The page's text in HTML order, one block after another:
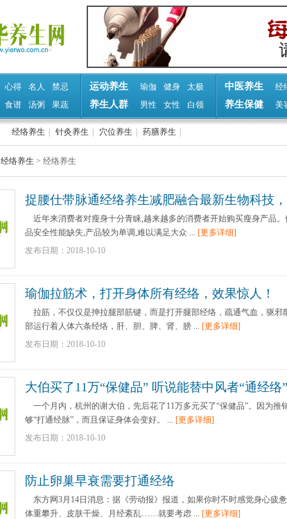
心得 名人 禁忌
食谱 汤粥 果蔬
运动养生 瑜伽 健身 太极
养生人群 男性 女性 白领
中医养生 经
养生保健 美
经络养生 针灸养生 穴位养生 药膳养生
经络养生 > 经络养生
捉腰仕带脉通经络养生减肥融合最新生物科技
发展趋
近年来消费者对瘦身十分青睐,越来越多的消费者开始购买瘦身产品
品安全性能缺失,产品较为单调,难以满足大众 ... [更多详细]
发布日期：2018-10-10
瑜伽拉筋术，打开身体所有经络，效果惊人！
拉筋，不仅仅是抻拉腿部筋键，而是打开腿部经络，疏通气血，驱邪
部运行着人体六条经络，肝、胆、脾、肾、膀 ... [更多详细]
发布日期：2018-10-10
大伯买了11万“保健品” 听说能替中风者“通经络”
一个月内，杭州的谢大伯，先后花了11万多元买了“保健品”。因为推
够“打通经脉”，而且保证身体会变好。 ... [更多详细]
发布日期：2018-10-10
防止卵巢早衰需要打通经络
东方网3月14日消息：据《劳动报》报道，如果你时不时感觉身心疲
体重攀升、皮肤干燥、月经紊乱……就要考虑 ... [更多详细]